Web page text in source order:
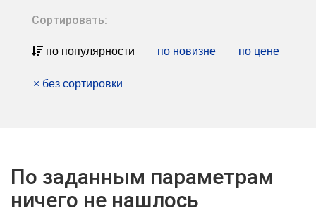
Сортировать:
по популярности по новизне по цене
× без сортировки
По заданным параметрам
ничего не нашлось